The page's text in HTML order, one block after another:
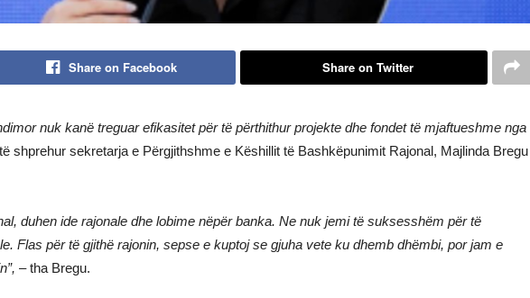
Share on Facebook Share on Twitter
nuk kanë treguar efikasitet për të përthithur projekte dhe fondet të mjaftueshme nga
shprehur sekretarja e Përgjithshme e Këshillit të Bashkëpunimit Rajonal, Majlinda Bregu
duhen ide rajonale dhe lobime nëpër banka. Ne nuk jemi të suksesshëm për të
Flas për të gjithë rajonin, sepse e kuptoj se gjuha vete ku dhemb dhëmbi, por jam e
– tha Bregu.